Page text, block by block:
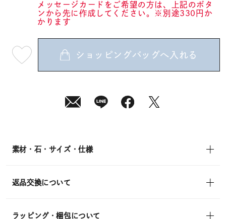
メッセージカードをご希望の方は、上記のボタ
ンから先に作成してください。※別途330円か
かります
08
ショッピングバッグへ入れる
素材・石・サイズ・仕様
返品交換について
ラッピング・梱包について